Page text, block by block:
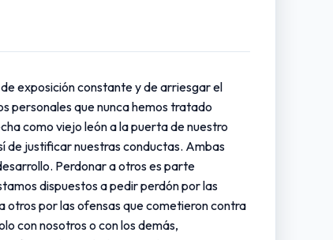
exposición constante y de arriesgar el
personales que nunca hemos tratado
como viejo león a la puerta de nuestro
de justificar nuestras conductas. Ambas
Perdonar a otros es parte
dispuestos a pedir perdón por las
otros por las ofensas que cometieron contra
con nosotros o con los demás,